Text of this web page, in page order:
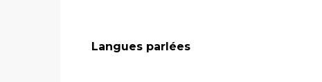
Langues parlées
Langues parlées